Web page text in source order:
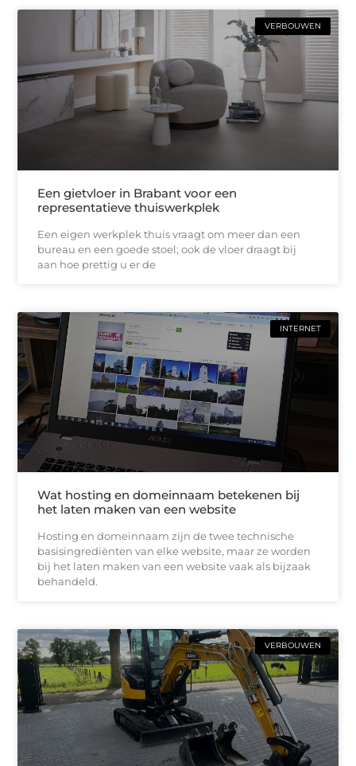
VERBOUWEN
Een gietvloer in Brabant voor een
representatieve thuiswerkplek
Een eigen werkplek thuis vraagt om meer dan een
bureau en een goede stoel; ook de vloer draagt bij
aan hoe prettig u er de
INTERNET
Wat hosting en domeinnaam betekenen bij
het laten maken van een website
Hosting en domeinnaam zijn de twee technische
basisingrediënten van elke website, maar ze worden
bij het laten maken van een website vaak als bijzaak
behandeld.
VERBOUWEN